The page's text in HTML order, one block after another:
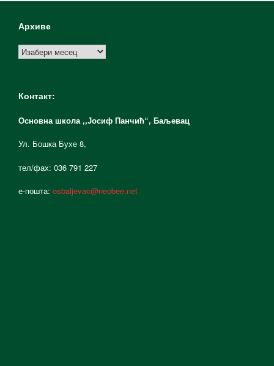
Архиве
Архиве
Контакт:
Основна школа ,,Јосиф Панчић“, Баљевац
Ул. Бошка Бухе 8,
тел/фах: 036 791 227
е-пошта: osbaljevac@neobee.net